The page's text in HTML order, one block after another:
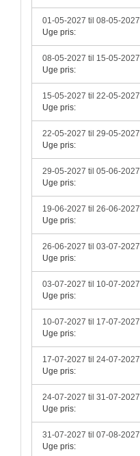
01-05-2027 til 08-05-2027
Uge pris:
08-05-2027 til 15-05-2027
Uge pris:
15-05-2027 til 22-05-2027
Uge pris:
22-05-2027 til 29-05-2027
Uge pris:
29-05-2027 til 05-06-2027
Uge pris:
19-06-2027 til 26-06-2027
Uge pris:
26-06-2027 til 03-07-2027
Uge pris:
03-07-2027 til 10-07-2027
Uge pris:
10-07-2027 til 17-07-2027
Uge pris:
17-07-2027 til 24-07-2027
Uge pris:
24-07-2027 til 31-07-2027
Uge pris:
31-07-2027 til 07-08-2027
Uge pris: